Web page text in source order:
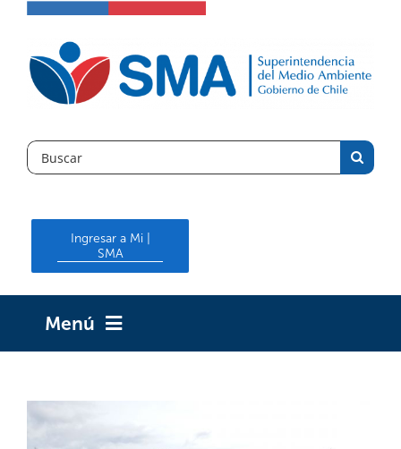
content
Search
for:
Ingresar a Mi |
SMA
Menú